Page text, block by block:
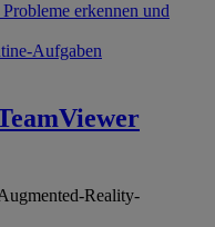
Probleme erkennen und
Aufgaben
Reality-